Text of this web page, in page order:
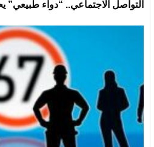
التواصل الاجتماعي.. “دواء طبيعي”